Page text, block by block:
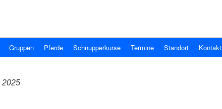
Gruppen Pferde Schnupperkurse Termine Standort Kontakt
2025